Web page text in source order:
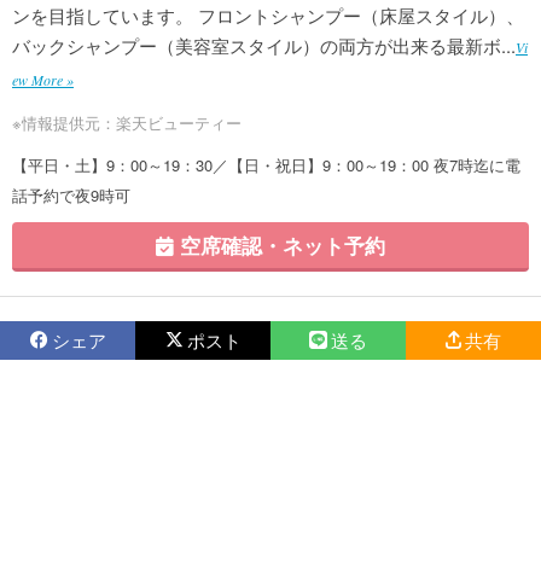
ンを目指しています。 フロントシャンプー（床屋スタイル）、
バックシャンプー（美容室スタイル）の両方が出来る最新ボ...Vi
ew More »
※情報提供元：楽天ビューティー
【平日・土】9：00～19：30／【日・祝日】9：00～19：00 夜7時迄に電
話予約で夜9時可
空席確認・ネット予約
シェア ポスト 送る 共有